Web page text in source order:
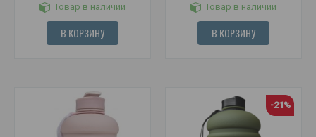
Товар в наличии
В КОРЗИНУ
Товар в наличии
В КОРЗИНУ
-21%